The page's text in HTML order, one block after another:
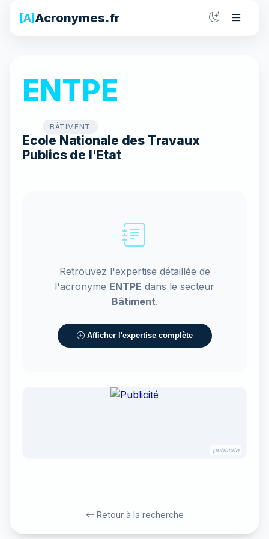
[A]Acronymes.fr
ENTPE
BÂTIMENT
Ecole Nationale des Travaux
Publics de l'Etat
Retrouvez l'expertise détaillée de
l'acronyme ENTPE dans le secteur
Bâtiment.
Afficher l'expertise complète
publicité
Retour à la recherche